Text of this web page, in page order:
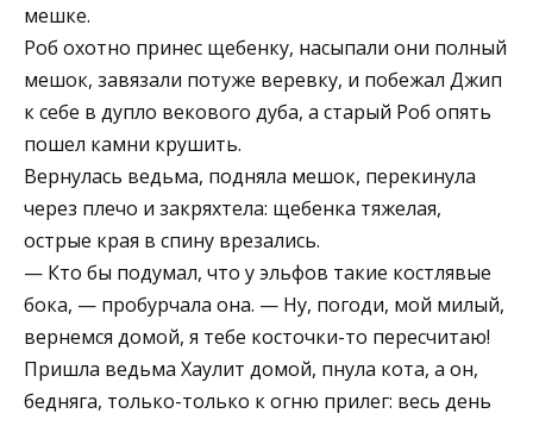
мешке.
Роб охотно принес щебенку, насыпали они полный
мешок, завязали потуже веревку, и побежал Джип
к себе в дупло векового дуба, а старый Роб опять
пошел камни крушить.
Вернулась ведьма, подняла мешок, перекинула
через плечо и закряхтела: щебенка тяжелая,
острые края в спину врезались.
— Кто бы подумал, что у эльфов такие костлявые
бока, — пробурчала она. — Ну, погоди, мой милый,
вернемся домой, я тебе косточки-то пересчитаю!
Пришла ведьма Хаулит домой, пнула кота, а он,
бедняга, только-только к огню прилег: весь день